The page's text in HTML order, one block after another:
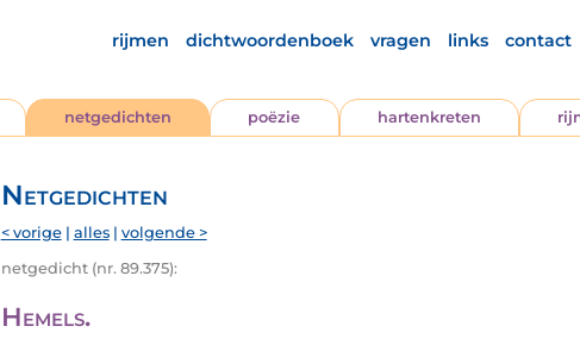
rijmen dichtwoordenboek vragen links contact
netgedichten poëzie hartenkreten
Netgedichten
< vorige| alles| volgende >
netgedicht (nr. 89.375):
Hemels.